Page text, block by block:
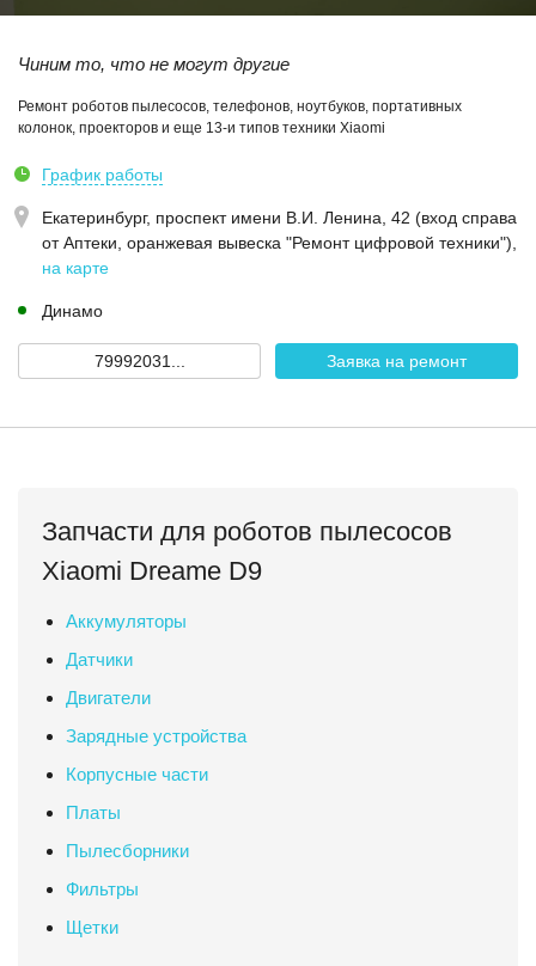
Чиним то, что не могут другие
Ремонт роботов пылесосов, телефонов, ноутбуков, портативных
колонок, проекторов и еще 13-и типов техники Xiaomi
График работы
Екатеринбург, проспект имени В.И. Ленина, 42 (вход справа
от Аптеки, оранжевая вывеска "Ремонт цифровой техники")
на карте
Динамо
79992031... Заявка на ремонт
Запчасти для роботов пылесосов
Xiaomi Dreame D9
Аккумуляторы
Датчики
Двигатели
Зарядные устройства
Корпусные части
Платы
Пылесборники
Фильтры
Щетки